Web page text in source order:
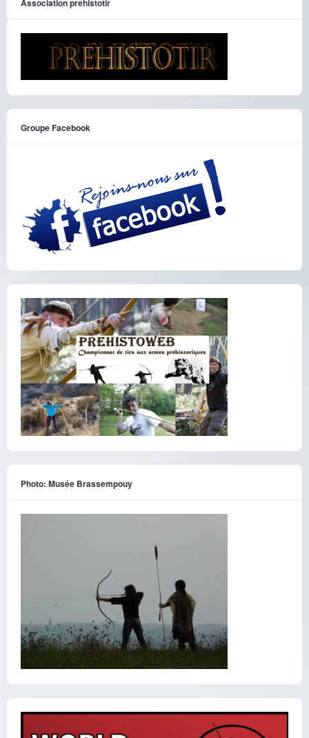
Association prehistotir
Groupe Facebook
Photo: Musée Brassempouy